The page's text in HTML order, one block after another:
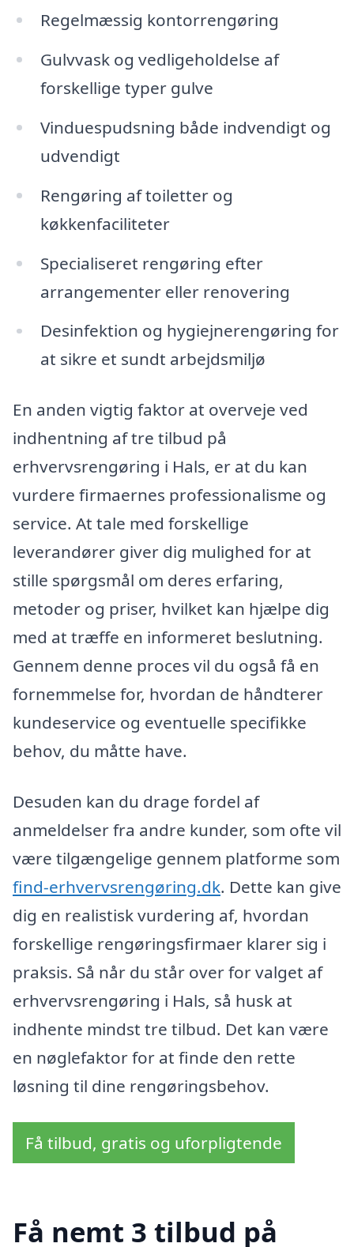
Regelmæssig kontorrengøring
Gulvvask og vedligeholdelse af
forskellige typer gulve
Vinduespudsning både indvendigt og
udvendigt
Rengøring af toiletter og
køkkenfaciliteter
Specialiseret rengøring efter
arrangementer eller renovering
Desinfektion og hygiejnerengøring for
at sikre et sundt arbejdsmiljø
En anden vigtig faktor at overveje ved
indhentning af tre tilbud på
erhvervsrengøring i Hals, er at du kan
vurdere firmaernes professionalisme og
service. At tale med forskellige
leverandører giver dig mulighed for at
stille spørgsmål om deres erfaring,
metoder og priser, hvilket kan hjælpe dig
med at træffe en informeret beslutning.
Gennem denne proces vil du også få en
fornemmelse for, hvordan de håndterer
kundeservice og eventuelle specifikke
behov, du måtte have.
Desuden kan du drage fordel af
anmeldelser fra andre kunder, som ofte vil
være tilgængelige gennem platforme som
find-erhvervsrengøring.dk. Dette kan give
dig en realistisk vurdering af, hvordan
forskellige rengøringsfirmaer klarer sig i
praksis. Så når du står over for valget af
erhvervsrengøring i Hals, så husk at
indhente mindst tre tilbud. Det kan være
en nøglefaktor for at finde den rette
løsning til dine rengøringsbehov.
Få tilbud, gratis og uforpligtende
Få nemt 3 tilbud på